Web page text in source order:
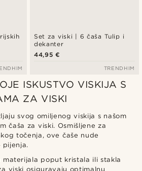
Set za viski | 6 čaša Tulip i
dekanter
44,95 €
TRENDHIM
ISKUSTVO VISKIJA S
ZA VISKI
svog omiljenog viskija s našom
čaša za viski. Osmišljene za
točenja, ove čaše nude
pijenja.
materijala poput kristala ili stakla
viski osiguravaju optimalnu